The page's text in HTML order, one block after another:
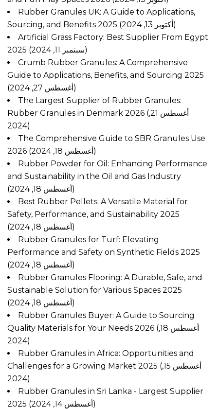
Rubber Granules UK: A Guide to Applications,
Sourcing, and Benefits 2025
(أكتوبر 13, 2024)
Artificial Grass Factory: Best Supplier From Egypt
2025
(سبتمبر 11, 2024)
Crumb Rubber Granules: A Comprehensive
Guide to Applications, Benefits, and Sourcing 2025
(أغسطس 27, 2024)
The Largest Supplier of Rubber Granules:
Rubber Granules in Denmark 2026 (أغسطس 21,
2024)
The Comprehensive Guide to SBR Granules Use
2026
(أغسطس 18, 2024)
Rubber Powder for Oil: Enhancing Performance
and Sustainability in the Oil and Gas Industry
(أغسطس 18, 2024)
Best Rubber Pellets: A Versatile Material for
Safety, Performance, and Sustainability 2025
(أغسطس 18, 2024)
Rubber Granules for Turf: Elevating
Performance and Safety on Synthetic Fields 2025
(أغسطس 18, 2024)
Rubber Granules Flooring: A Durable, Safe, and
Sustainable Solution for Various Spaces 2025
(أغسطس 18, 2024)
Rubber Granules Buyer: A Guide to Sourcing
Quality Materials for Your Needs 2026 (أغسطس 18,
2024)
Rubber Granules in Africa: Opportunities and
Challenges for a Growing Market 2025 (أغسطس 15,
2024)
Rubber Granules in Sri Lanka - Largest Supplier
2025
(أغسطس 14, 2024)